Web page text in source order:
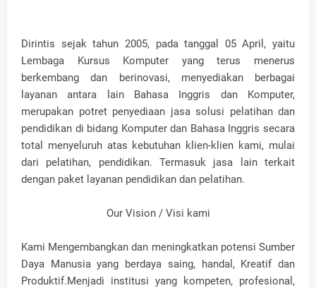
Dirintis sejak tahun 2005, pada tanggal 05 April, yaitu
Lembaga Kursus Komputer yang terus menerus
berkembang dan berinovasi, menyediakan berbagai
layanan antara lain Bahasa Inggris dan Komputer,
merupakan potret penyediaan jasa solusi pelatihan dan
pendidikan di bidang Komputer dan Bahasa Inggris secara
total menyeluruh atas kebutuhan klien-klien kami, mulai
dari pelatihan, pendidikan. Termasuk jasa lain terkait
dengan paket layanan pendidikan dan pelatihan.
Our Vision / Visi kami
Kami Mengembangkan dan meningkatkan potensi Sumber
Daya Manusia yang berdaya saing, handal, Kreatif dan
Produktif.Menjadi institusi yang kompeten, profesional,